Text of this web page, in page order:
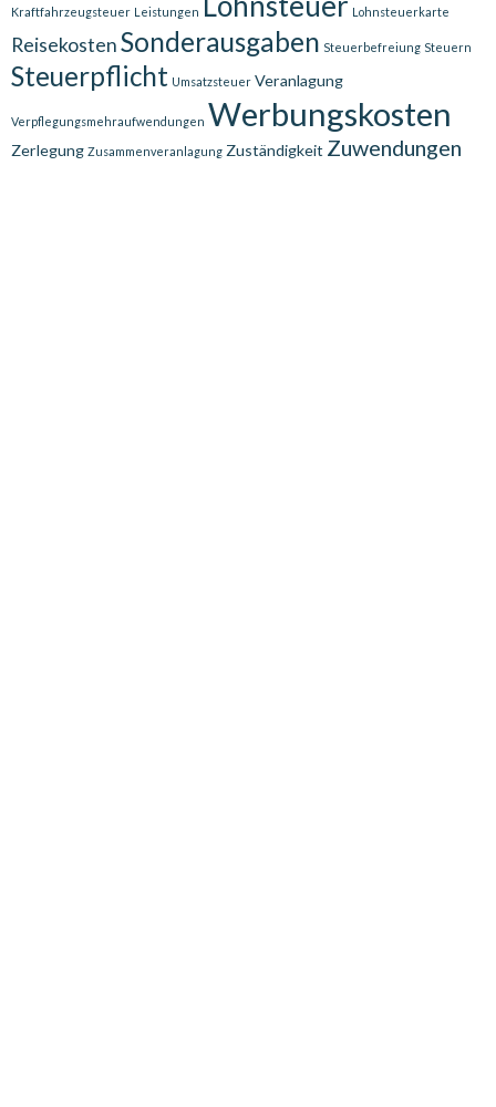
Kraftfahrzeugsteuer Leistungen Lohnsteuerkarte
ReisekostenSonderausgaben Steuerbefreiung Steuern
Steuerpflicht Umsatzsteuer Veranlagung
Verpflegungsmehraufwendungen Werbungskosten
Zerlegung Zusammenveranlagung Zuständigkeit Zuwendungen